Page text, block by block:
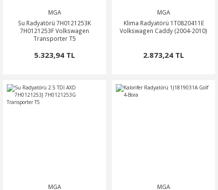
MGA
Su Radyatörü 7H0121253K
7H0121253F Volkswagen
Transporter T5
5.323,94 TL
MGA
Klima Radyatörü 1T0820411E
Volkswagen Caddy (2004-2010)
2.873,24 TL
MGA MGA